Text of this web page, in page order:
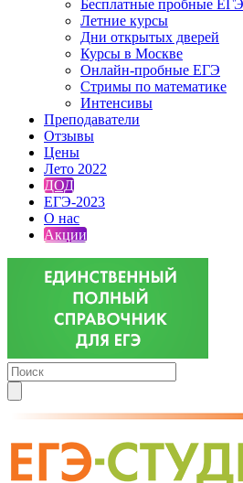
Бесплатные пробные ЕГЭ
Летние курсы
Дни открытых дверей
Курсы в Москве
Онлайн-пробные ЕГЭ
Стримы по математике
Интенсивы
Преподаватели
Отзывы
Цены
Лето 2022
ДОД
ЕГЭ-2023
О нас
Акции